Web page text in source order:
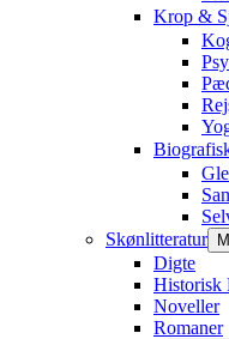
Krop &
Skønlitteratur
Digte
Historisk
Noveller
Romaner